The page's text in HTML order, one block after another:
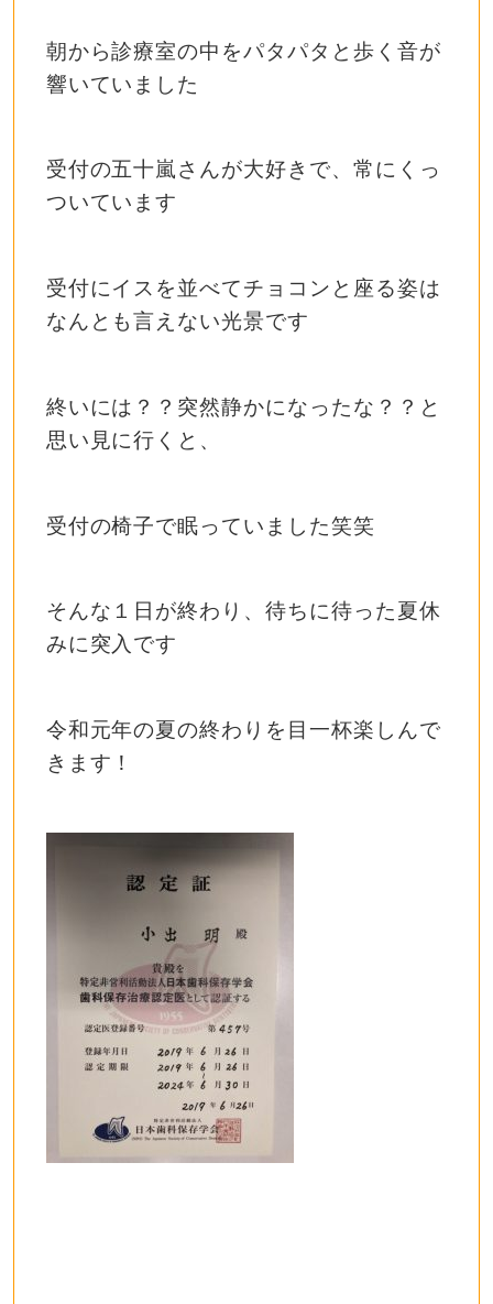
朝から診療室の中をパタパタと歩く音が
響いていました
受付の五十嵐さんが大好きで、常にくっ
ついています
受付にイスを並べてチョコンと座る姿は
なんとも言えない光景です
終いには？？突然静かになったな？？と
思い見に行くと、
受付の椅子で眠っていました笑笑
そんな１日が終わり、待ちに待った夏休
みに突入です
令和元年の夏の終わりを目一杯楽しんで
きます！